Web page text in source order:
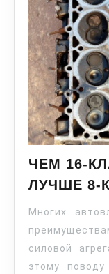
ЧЕМ 16-
ЛУЧШЕ 8-
Многих
силовой
этому